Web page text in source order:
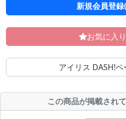
新規会員登
お気に入
アイリス DASH!
この商品が掲載され